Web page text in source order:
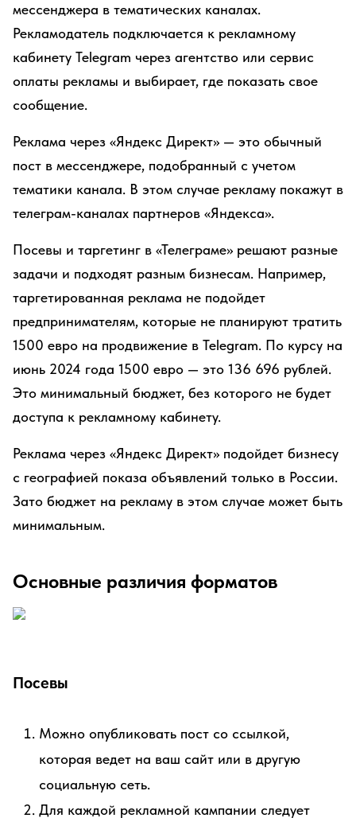
мессенджера в тематических каналах.
Рекламодатель подключается к рекламному
кабинету Telegram через агентство или сервис
оплаты рекламы и выбирает, где показать свое
сообщение.
Реклама через «Яндекс Директ» — это обычный
пост в мессенджере, подобранный с учетом
тематики канала. В этом случае рекламу покажут в
телеграм-каналах партнеров «Яндекса».
Посевы и таргетинг в «Телеграме» решают разные
задачи и подходят разным бизнесам. Например,
таргетированная реклама не подойдет
предпринимателям, которые не планируют тратить
1500 евро на продвижение в Telegram. По курсу на
июнь 2024 года 1500 евро — это 136 696 рублей.
Это минимальный бюджет, без которого не будет
доступа к рекламному кабинету.
Реклама через «Яндекс Директ» подойдет бизнесу
с географией показа объявлений только в России.
Зато бюджет на рекламу в этом случае может быть
минимальным.
Основные различия форматов
Посевы
Можно опубликовать пост со ссылкой,
которая ведет на ваш сайт или в другую
социальную сеть.
Для каждой рекламной кампании следует